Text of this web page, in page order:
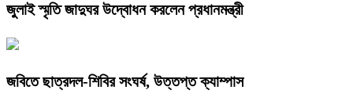
জুলাই স্মৃতি জাদুঘর উদ্বোধন করলেন প্রধানমন্ত্রী
জবিতে ছাত্রদল-শিবির সংঘর্ষ, উত্তপ্ত ক্যাম্পাস